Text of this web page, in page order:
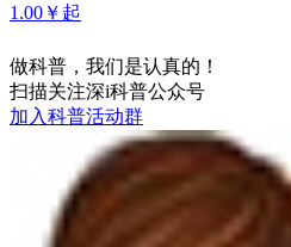
1.00￥起
做科普，我们是认真的！
扫描关注深i科普公众号
加入科普活动群